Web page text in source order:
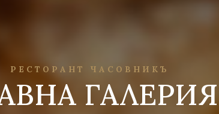
РЕСТОРАНТ ЧАСОВНИКЪ
ГАЛЕРИЯ